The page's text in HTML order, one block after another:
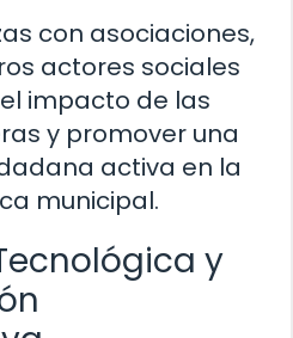
con asociaciones,
actores sociales
impacto de las
y promover una
activa en la
municipal.
y